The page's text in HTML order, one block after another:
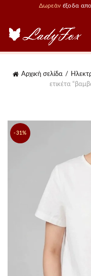
Δωρεάν έξοδα
Αρχική σελίδα
ετικέτα
-31%